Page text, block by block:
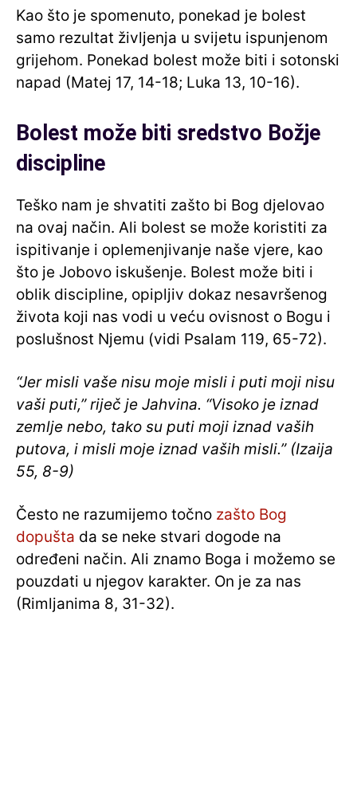
Kao što je spomenuto, ponekad je bolest
samo rezultat življenja u svijetu ispunjenom
grijehom. Ponekad bolest može biti i sotonski
napad (Matej 17, 14-18; Luka 13, 10-16).
Bolest može biti sredstvo Božje
discipline
Teško nam je shvatiti zašto bi Bog djelovao
na ovaj način. Ali bolest se može koristiti za
ispitivanje i oplemenjivanje naše vjere, kao
što je Jobovo iskušenje. Bolest može biti i
oblik discipline, opipljiv dokaz nesavršenog
života koji nas vodi u veću ovisnost o Bogu i
poslušnost Njemu (vidi Psalam 119, 65-72).
“Jer misli vaše nisu moje misli i puti moji nisu
vaši puti,” riječ je Jahvina. “Visoko je iznad
zemlje nebo, tako su puti moji iznad vaših
putova, i misli moje iznad vaših misli.” (Izaija
55, 8-9)
Često ne razumijemo točno zašto Bog
dopušta da se neke stvari dogode na
određeni način. Ali znamo Boga i možemo se
pouzdati u njegov karakter. On je za nas
(Rimljanima 8, 31-32).